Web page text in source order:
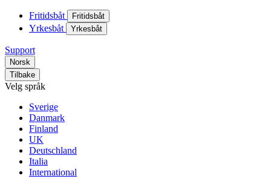
Fritidsbåt Fritidsbåt
Yrkesbåt Yrkesbåt
Support
Norsk
Tilbake
Velg språk
Sverige
Danmark
Finland
UK
Deutschland
Italia
International